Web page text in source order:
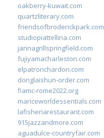
oakberry-kuwait.com
quartzliterary.com
friendsofbroderickpark.com
studiopiattellina.com
jannagrillspringfield.com
fujiyamacharleston.com
elpatronchardon.com
donglaishun-order.com
fiamc-rome2022.org
mariceworldessentials.com
lafisheriarestaurant.com
915jazzandmore.com
aguadulce-countryfair.com